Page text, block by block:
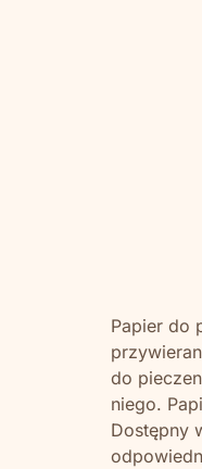
Papier do
do
niego.
Dostępny